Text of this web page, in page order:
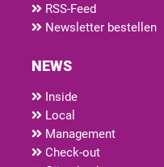
RSS-Feed
Newsletter bestellen
NEWS
Inside
Local
Management
Check-out